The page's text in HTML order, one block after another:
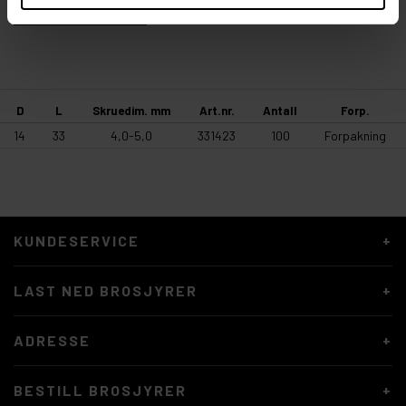
ENHETSVEILEDNING
D L Skruedim. mm Art.nr. Antall Forp.
14 33 4,0-5,0 331423 100 Forpakning
KUNDESERVICE
LAST NED BROSJYRER
ADRESSE
BESTILL BROSJYRER